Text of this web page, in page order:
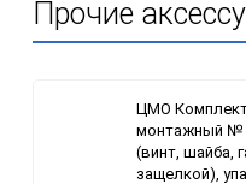
Прочие
ЦМО
монтажный №
(винт, шайба,
защелкой),